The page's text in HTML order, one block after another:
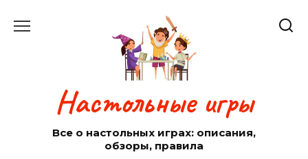
Настольные игры
Все о настольных играх: описания,
обзоры, правила